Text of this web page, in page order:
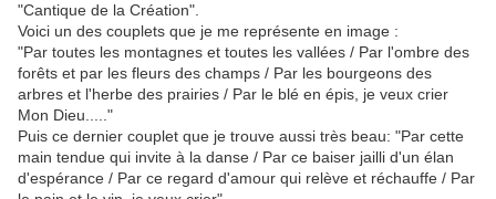
"Cantique de la Création".
Voici un des couplets que je me représente en image :
"Par toutes les montagnes et toutes les vallées / Par l'ombre des
forêts et par les fleurs des champs / Par les bourgeons des
arbres et l'herbe des prairies / Par le blé en épis, je veux crier
Mon Dieu....."
Puis ce dernier couplet que je trouve aussi très beau: "Par cette
main tendue qui invite à la danse / Par ce baiser jailli d'un élan
d'espérance / Par ce regard d'amour qui relève et réchauffe / Par